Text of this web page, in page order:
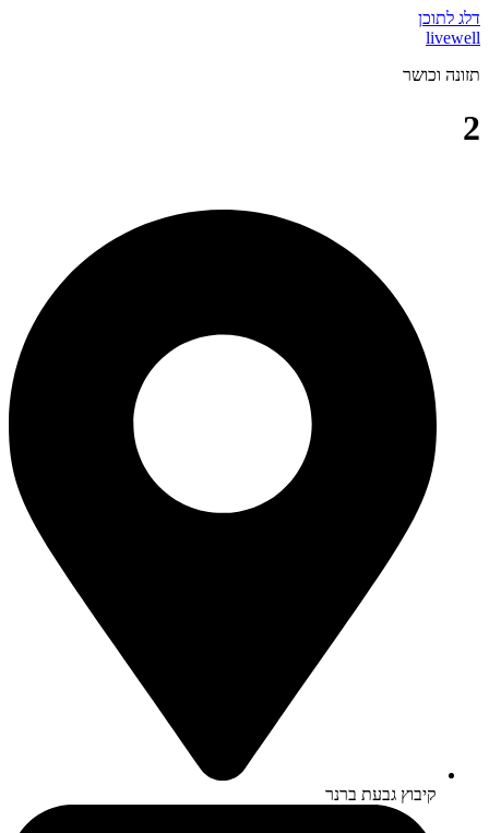
דלג לתוכן
livewell
תזונה וכושר
2
קיבוץ גבעת ברנר